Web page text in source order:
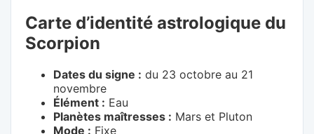
Carte d’identité astrologique du
Scorpion
Dates du signe : du 23 octobre au 21
novembre
Élément : Eau
Planètes maîtresses : Mars et Pluton
Mode : Fixe